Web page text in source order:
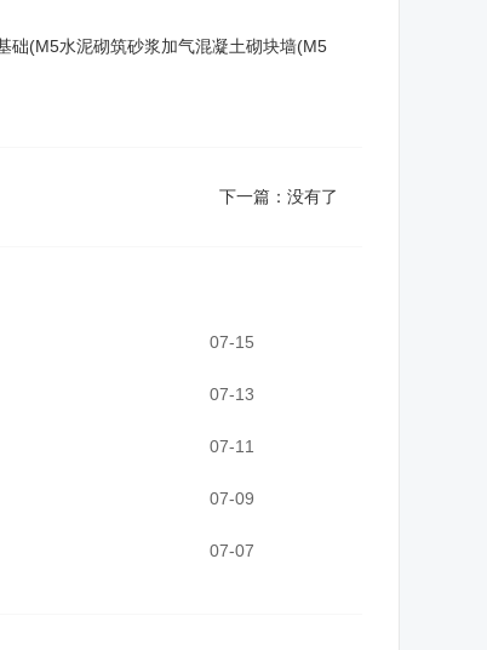
(M5水泥砌筑砂浆加气混凝土砌块墙(M5
下一篇：没有了
07-15
07-13
07-11
07-09
07-07